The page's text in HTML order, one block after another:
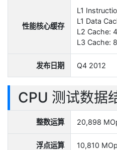
性能核心缓存
L1
L1 Data
L2 Cache:
L3 Cache:
发布日期 Q4 2012
CPU 测试数据
整数运算 20,898
浮点运算 10,810